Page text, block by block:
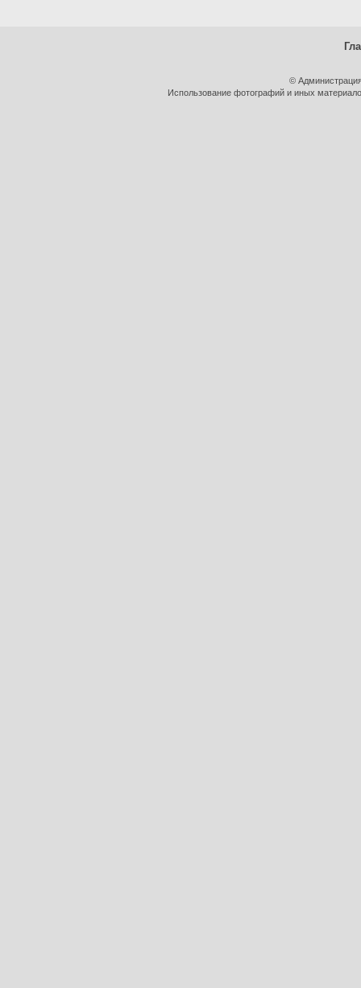
©
Использование фотографий и иных